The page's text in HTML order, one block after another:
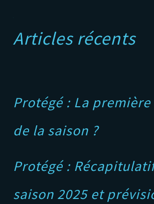
Articles récents
Protégé : La
de la saison ?
Protégé :
saison 2025 et